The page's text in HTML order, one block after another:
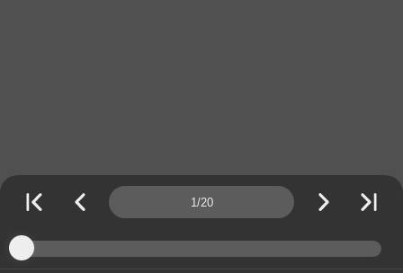
Page number